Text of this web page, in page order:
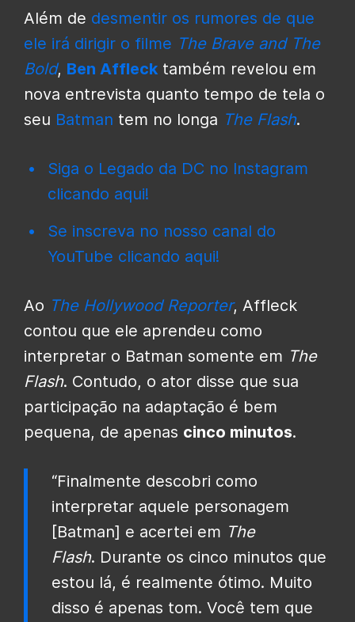
Além de desmentir os rumores de que
ele irá dirigir o filme The Brave and The
Bold, Ben Affleck também revelou em
nova entrevista quanto tempo de tela o
seu Batman tem no longa The Flash.
Siga o Legado da DC no Instagram
clicando aqui!
Se inscreva no nosso canal do
YouTube clicando aqui!
Ao The Hollywood Reporter, Affleck
contou que ele aprendeu como
interpretar o Batman somente em The
Flash. Contudo, o ator disse que sua
participação na adaptação é bem
pequena, de apenas cinco minutos.
“Finalmente descobri como
interpretar aquele personagem
[Batman] e acertei em The
Flash. Durante os cinco minutos que
estou lá, é realmente ótimo. Muito
disso é apenas tom. Você tem que